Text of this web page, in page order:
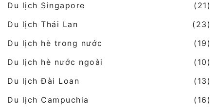
Du lịch Singapore
(21)
Du lịch Thái Lan
(23)
Du lịch hè trong nước
(19)
Du lịch hè nước ngoài
(10)
Du lịch Đài Loan
(13)
Du lịch Campuchia
(16)